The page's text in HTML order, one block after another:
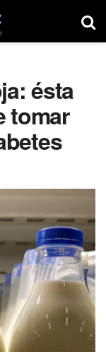
ésta
tomar